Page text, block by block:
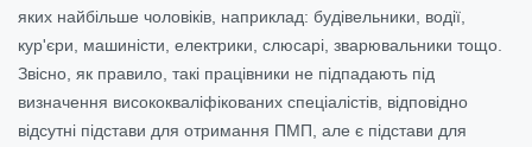
яких найбільше чоловіків, наприклад: будівельники, водії,
кур'єри, машиністи, електрики, слюсарі, зварювальники тощо.
Звісно, як правило, такі працівники не підпадають під
визначення висококваліфікованих спеціалістів, відповідно
відсутні підстави для отримання ПМП, але є підстави для